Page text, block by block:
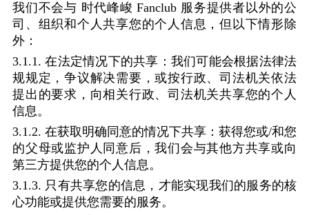
我们不会与 时代峰峻 Fanclub 服务提供者以外的公
司、组织和个人共享您的个人信息，但以下情形除
外：
3.1.1.在法定情况下的共享：我们可能会根据法律法
规规定，争议解决需要，或按行政、司法机关依法
提出的要求，向相关行政、司法机关共享您的个人
信息。
3.1.2. 在获取明确同意的情况下共享：获得您或/和您
的父母或监护人同意后，我们会与其他方共享或向
第三方提供您的个人信息。
3.1.3. 只有共享您的信息，才能实现我们的服务的核
心功能或提供您需要的服务。